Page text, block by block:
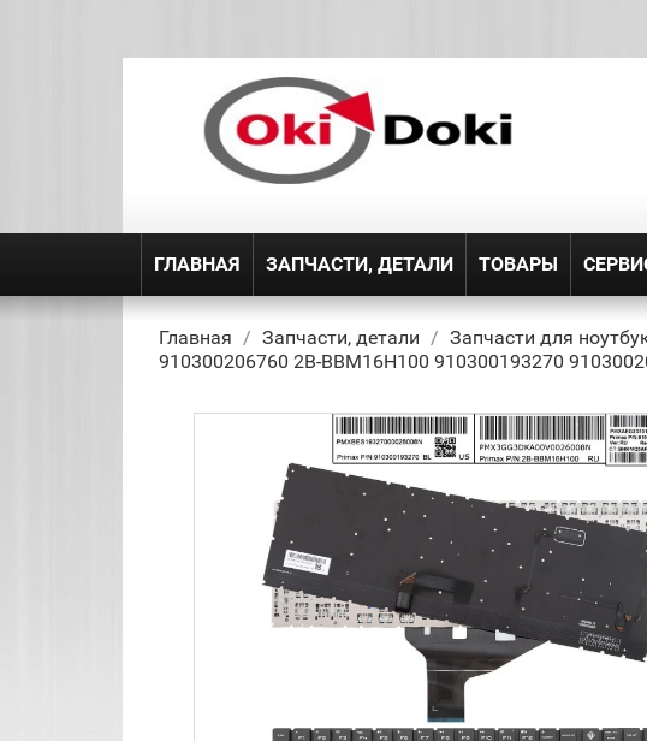
ГЛАВНАЯ ЗАПЧАСТИ, ДЕТАЛИ ТОВАРЫ
Главная Запчасти, детали Запчасти для
910300206760 2B-BBM16H100 910300193270